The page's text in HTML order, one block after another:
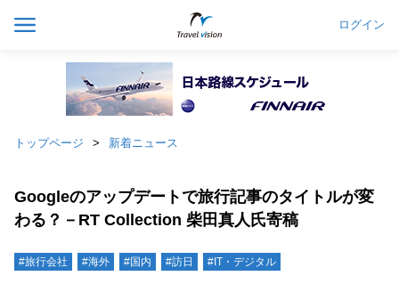
ログイン
トップページ 新着ニュース
Googleのアップデートで旅行記事のタイトルが変
わる？－RT Collection 柴田真人氏寄稿
#旅行会社 #海外 #国内 #訪日 #IT・デジタル